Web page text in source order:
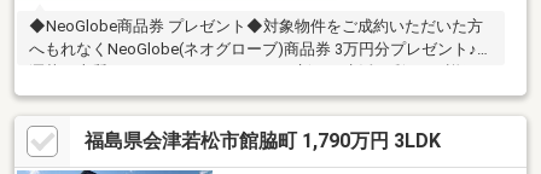
◆NeoGlobe商品券 プレゼント◆対象物件をご成約いただいた方
へもれなくNeoGlobe(ネオグローブ)商品券 3万円分プレゼント♪お
スタッフまでお問い合わせください♪◆◇ おススメPoint！
◇◆・敷地50坪以上のゆとり！・駐車4～5台可能♪来客時も安
心・小・中学校徒歩10分圏内でお子様も無理なく通学・スーパ
ー、コンビニなど至近で便利な立地！◆◇ 周辺環境 ◇◆・門
福島県会津若松市館脇町 1,790万円 3LDK